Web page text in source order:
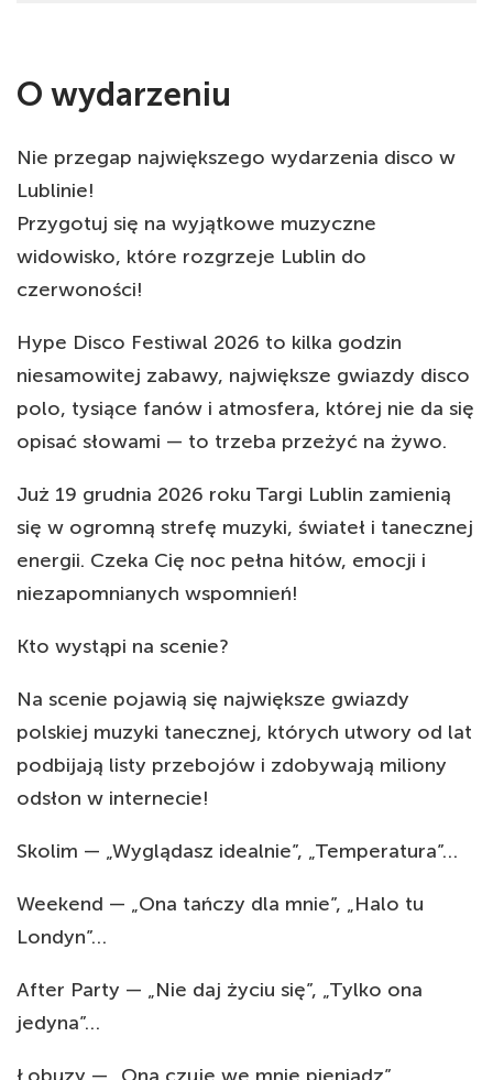
O wydarzeniu
Nie przegap największego wydarzenia disco w
Lublinie!
Przygotuj się na wyjątkowe muzyczne
widowisko, które rozgrzeje Lublin do
czerwoności!
Hype Disco Festiwal 2026 to kilka godzin
niesamowitej zabawy, największe gwiazdy disco
polo, tysiące fanów i atmosfera, której nie da się
opisać słowami — to trzeba przeżyć na żywo.
Już 19 grudnia 2026 roku Targi Lublin zamienią
się w ogromną strefę muzyki, świateł i tanecznej
energii. Czeka Cię noc pełna hitów, emocji i
niezapomnianych wspomnień!
Kto wystąpi na scenie?
Na scenie pojawią się największe gwiazdy
polskiej muzyki tanecznej, których utwory od lat
podbijają listy przebojów i zdobywają miliony
odsłon w internecie!
Skolim — „Wyglądasz idealnie”, „Temperatura”…
Weekend — „Ona tańczy dla mnie”, „Halo tu
Londyn”…
After Party — „Nie daj życiu się”, „Tylko ona
jedyna”…